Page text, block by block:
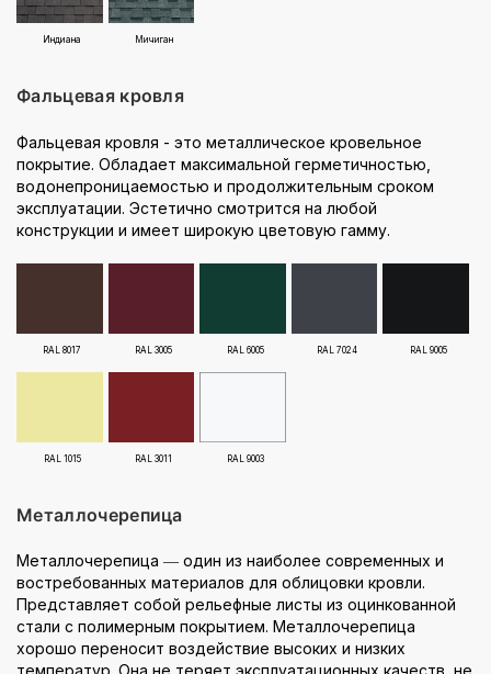
Индиана Мичиган
Фальцевая кровля
Фальцевая кровля - это металлическое кровельное
покрытие. Обладает максимальной герметичностью,
водонепроницаемостью и продолжительным сроком
эксплуатации. Эстетично смотрится на любой
конструкции и имеет широкую цветовую гамму.
RAL 8017 RAL 3005 RAL 6005 RAL 7024 RAL 9005
RAL 1015 RAL 3011 RAL 9003
Металлочерепица
Металлочерепица ― один из наиболее современных и
востребованных материалов для облицовки кровли.
Представляет собой рельефные листы из оцинкованной
стали с полимерным покрытием. Металлочерепица
хорошо переносит воздействие высоких и низких